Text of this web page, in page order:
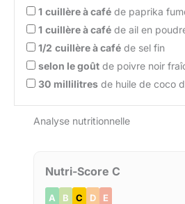
1 cuillère à café de paprika
1 cuillère à café de ail en
1/2 cuillère à café de sel fin
selon le goût de poivre noir
30 millilitres de huile de coco
Analyse nutritionnelle
Nutri-Score C
A B C D E